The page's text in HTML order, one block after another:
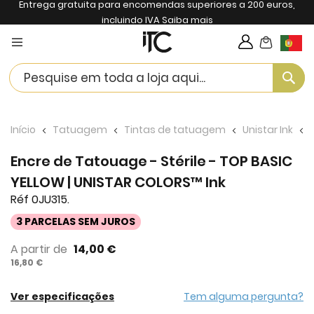
Entrega gratuita para encomendas superiores a 200 euros,
incluindo IVASaiba mais
My Cart
Início Tatuagem Tintas de tatuagem Unistar Ink
Encre de Tatouage - Stérile - TOP BASIC
YELLOW | UNISTAR COLORS™ Ink
Réf 0JU315.
3 PARCELAS SEM JUROS
A partir de 14,00 €
16,80 €
Ver especificações Tem alguma pergunta?